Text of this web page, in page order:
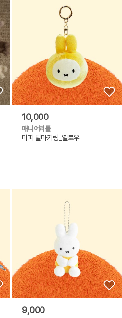
10,000
매니어리틀
미피 달마키링_옐로우
9,000